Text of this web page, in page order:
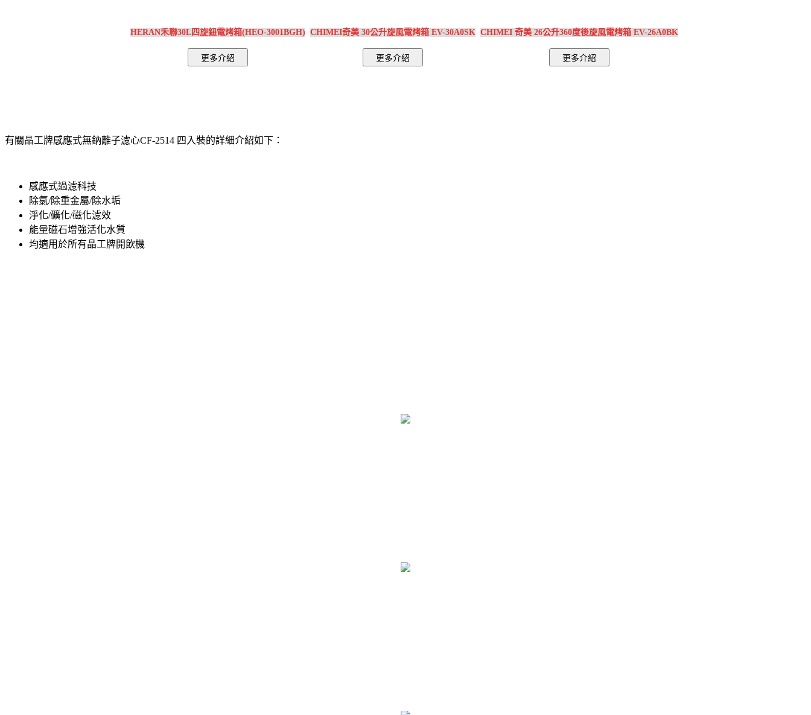
HERAN禾聯30L四旋鈕電烤箱(HEO-3001BGH) CHIMEI奇美 30公升旋風電烤箱 EV-30A0SK CHIMEI 奇美 26公升360度後旋風電烤箱 EV-26A0BK
有關晶工牌感應式無鈉離子濾心CF-2514 四入裝的詳細介紹如下：
感應式過濾科技
除氯/除重金屬/除水垢
淨化/礦化/磁化濾效
能量磁石增強活化水質
均適用於所有晶工牌開飲機